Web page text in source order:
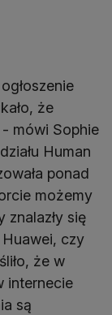
że
mówi Sophie
Human
ponad
możemy
się
Huawei, czy
że w
internecie
są